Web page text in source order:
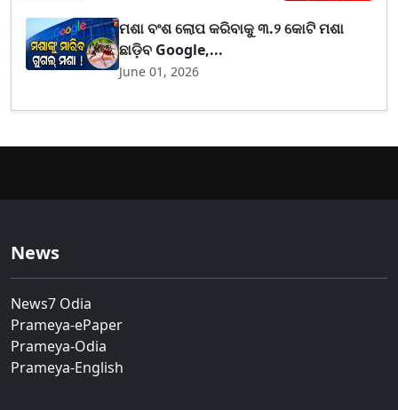
ମଶା ବଂଶ ଲୋପ କରିବାକୁ ୩.୨ କୋଟି ମଶା
ଛାଡ଼ିବ Google,...
June 01, 2026
News
News7 Odia
Prameya-ePaper
Prameya-Odia
Prameya-English